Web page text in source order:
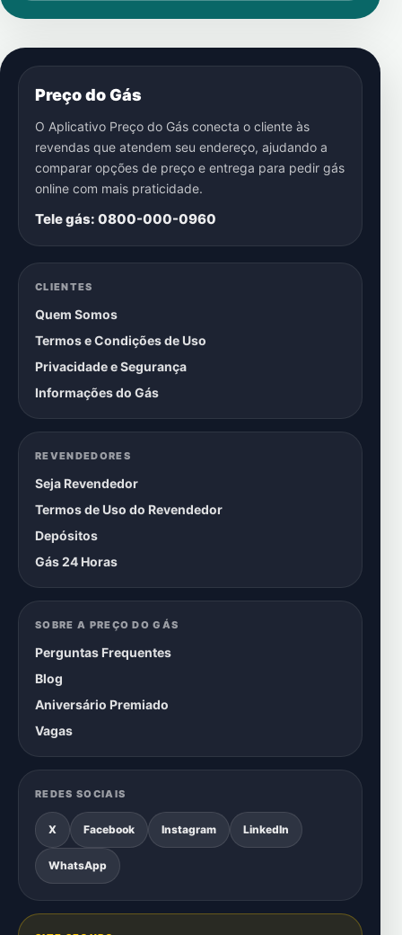
Preço do Gás
O Aplicativo Preço do Gás conecta o cliente às
revendas que atendem seu endereço, ajudando a
comparar opções de preço e entrega para pedir gás
online com mais praticidade.
Tele gás: 0800-000-0960
CLIENTES
Quem Somos
Termos e Condições de Uso
Privacidade e Segurança
Informações do Gás
REVENDEDORES
Seja Revendedor
Termos de Uso do Revendedor
Depósitos
Gás 24 Horas
SOBRE A PREÇO DO GÁS
Perguntas Frequentes
Blog
Aniversário Premiado
Vagas
REDES SOCIAIS
X Facebook Instagram LinkedIn
WhatsApp